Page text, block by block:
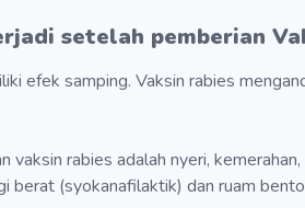
setelah pemberian
efek samping. Vaksin rabies
rabies adalah nyeri,
(syokanafilaktik) dan ruam